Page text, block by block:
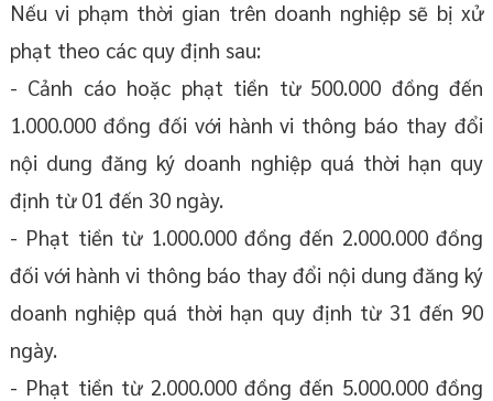
Nếu vi phạm thời gian trên doanh nghiệp sẽ bị xử
phạt theo các quy định sau:
- Cảnh cáo hoặc phạt tiền từ 500.000 đồng đến
1.000.000 đồng đối với hành vi thông báo thay đổi
nội dung đăng ký doanh nghiệp quá thời hạn quy
định từ 01 đến 30 ngày.
- Phạt tiền từ 1.000.000 đồng đến 2.000.000 đồng
đối với hành vi thông báo thay đổi nội dung đăng ký
doanh nghiệp quá thời hạn quy định từ 31 đến 90
ngày.
- Phạt tiền từ 2.000.000 đồng đến 5.000.000 đồng